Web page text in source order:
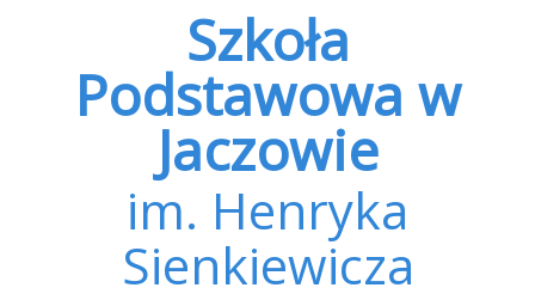
Szkoła
Podstawowa w
Jaczowie
im. Henryka
Sienkiewicza